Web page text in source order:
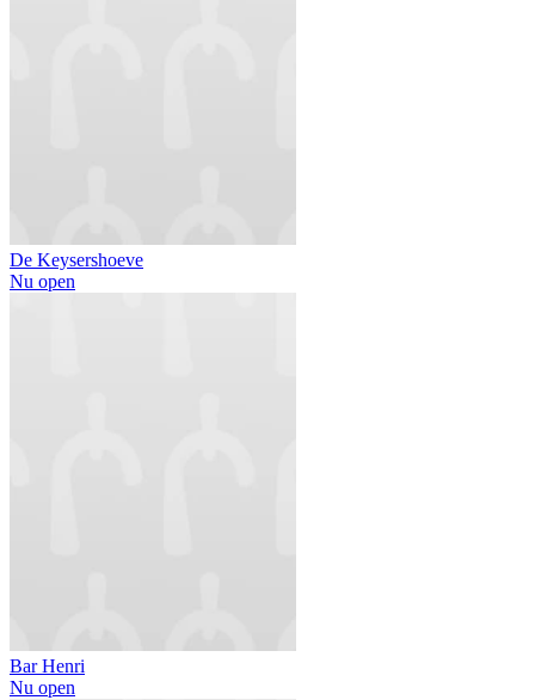
De Keysershoeve
Nu open
Bar Henri
Nu open